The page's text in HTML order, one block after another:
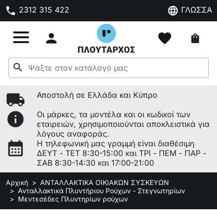
phone 2312 315 422 language ΓΛΩΣΣΑ
 favorite shopping_bag
search
local_shipping Αποστολή σε Ελλάδα και Κύπρο
info
Οι μάρκες, τα μοντέλα και οι κωδικοί των
εταιρειών, χρησιμοποιούνται αποκλειστικά για
λόγους αναφοράς.
calendar_month
Η τηλεφωνική μας γραμμή είναι διαθέσιμη
ΔΕΥΤ - ΤΕΤ 8:30-15:00 και ΤΡΙ - ΠΕΜ - ΠΑΡ -
ΣΑΒ 8:30-14:30 και 17:00-21:00
Αρχική
ΑΝΤΑΛΛΑΚΤΙΚΑ ΟΙΚΙΑΚΩΝ ΣΥΣΚΕΥΩΝ
Ανταλλακτικά Πλυντήριου Ρούχων - Στεγνωτηρίων
Μεντεσέδες Πλυντηρίων ρούχων